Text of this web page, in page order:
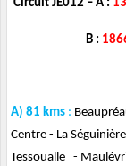
Circuit JE012 – A :
B :
A) 81 kms :
Centre - La
Tessoualle -